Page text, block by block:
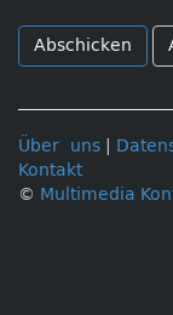
Über uns
Kontakt
© Multimedia